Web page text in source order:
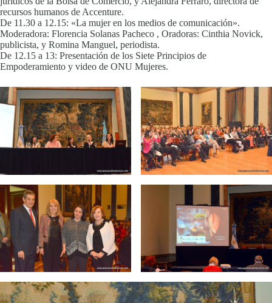
recursos humanos de Accenture.
De 11.30 a 12.15: «La mujer en los medios de comunicación».
Moderadora: Florencia Solanas Pacheco , Oradoras: Cinthia Novick,
publicista, y Romina Manguel, periodista.
De 12.15 a 13: Presentación de los Siete Principios de
Empoderamiento y video de ONU Mujeres.